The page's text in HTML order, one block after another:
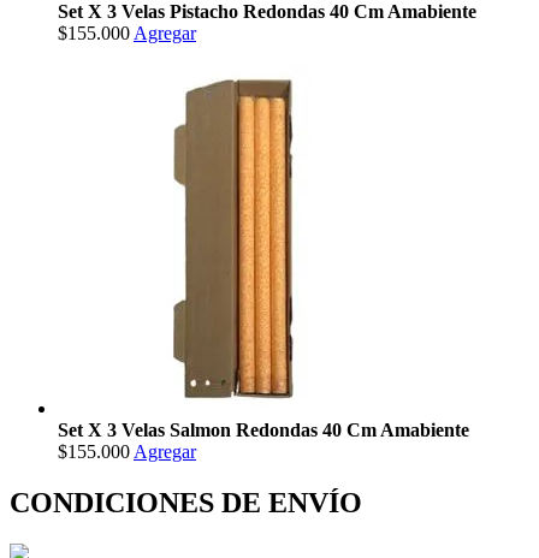
Set X 3 Velas Pistacho Redondas 40 Cm Amabiente
$155.000 Agregar
Set X 3 Velas Salmon Redondas 40 Cm Amabiente
$155.000 Agregar
CONDICIONES DE ENVÍO